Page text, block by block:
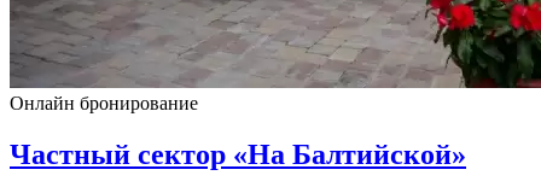
Онлайн бронирование
Частный сектор «На Балтийской»